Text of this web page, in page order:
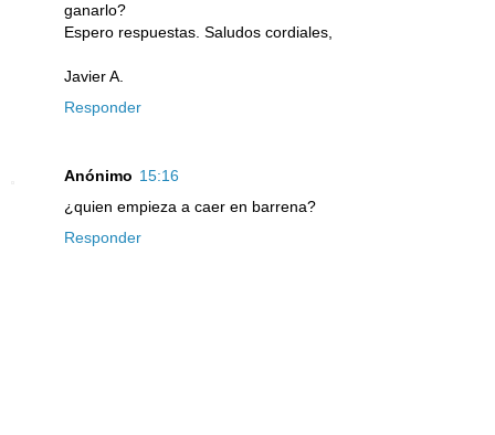
ganarlo?
Espero respuestas. Saludos cordiales,
Javier A.
Responder
Anónimo 15:16
¿quien empieza a caer en barrena?
Responder